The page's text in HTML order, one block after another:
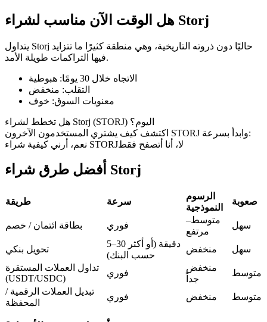
مشتقات الأسهم والعملات الأجنبية والمعادن الثمينة والسلع
العقود الآجلة USDC
نسخ التداول
هل الوقت الآن مناسب لشراء Storj
يتداول Storj حاليًا دون ذروته التاريخية، وهي منطقة كثيرًا ما تتزايد
فيها التراكمات طويلة الأمد.
الاتجاه خلال 30 يومًا : هبوطية
التقلب: منخفض
معنويات السوق: خوف
هل تخطط لشراء Storj (STORJ) اليوم؟
اكتشف كيف يشتري المستخدمون الآخرون STORJ وابدأ بسرعة:
نعم، أرني كيفية شراء STORJلا، أنا أتصفح فقط
أفضل طرق شراء Storj
طريقة سرعة
الرسوم
النموذجية
صعوبة
بطاقة ائتمان / خصم فوري
متوسط–
مرتفع
سهل
تحويل بنكي
5–30 دقيقة (أو أكثر
حسب البنك)
منخفض
سهل
تداول العملات المستقرة
(USDT/USDC)
فوري
منخفض
جداً
متوسط
تبديل العملات الرقمية /
المحفظة
فوري منخفض متوسط